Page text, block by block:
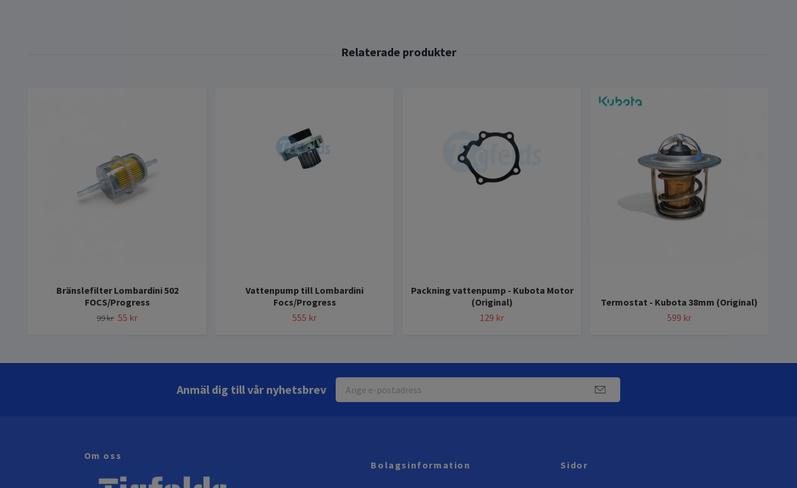
Bränslefilter Lombardini 502
FOCS/Progress
99 kr 55 kr
Vattenpump till Lombardini
Focs/Progress
555 kr
Packning vattenpump - Kubota Motor
(Original)
129 kr
Termostat - Kubota 38mm (Original)
599 kr
Anmäl dig till vår nyhetsbrev
Om oss
Bolagsinformation
Sidor